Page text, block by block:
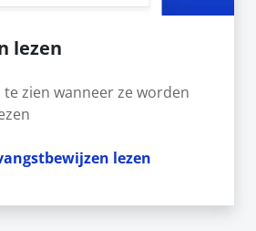
lezen
zien wanneer ze worden
lezen